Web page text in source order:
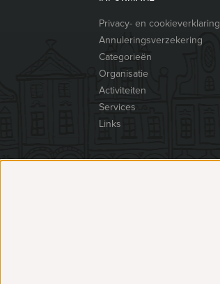
Privacy- en cookieverklaring
Annuleringsverzekering
Categorieën
Organisatie
Activiteiten
Services
Links